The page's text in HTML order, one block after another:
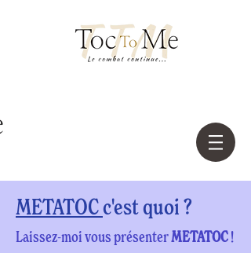
METATOCc'est quoi ?
Laissez-moi vous présenterMETATOC!